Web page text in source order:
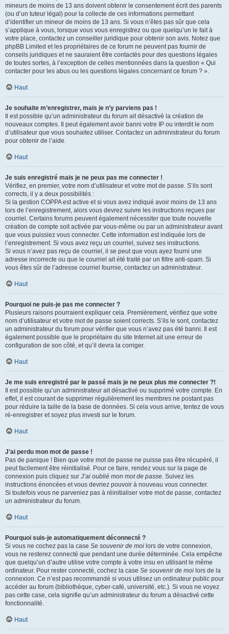
mineurs de moins de 13 ans doivent obtenir le consentement écrit des parents
(ou d’un tuteur légal) pour la collecte de ces informations permettant
d’identifier un mineur de moins de 13 ans. Si vous n’êtes pas sûr que cela
s’applique à vous, lorsque vous vous enregistrez ou que quelqu’un le fait à
votre place, contactez un conseiller juridique pour obtenir son avis. Notez que
phpBB Limited et les propriétaires de ce forum ne peuvent pas fournir de
conseils juridiques et ne sauraient être contactés pour des questions légales
de toutes sortes, à l’exception de celles mentionnées dans la question « Qui
contacter pour les abus ou les questions légales concernant ce forum ? ».
Haut
Je souhaite m’enregistrer, mais je n’y parviens pas !
Il est possible qu’un administrateur du forum ait désactivé la création de
nouveaux comptes. Il peut également avoir banni votre IP ou interdit le nom
d’utilisateur que vous souhaitez utiliser. Contactez un administrateur du forum
pour obtenir de l’aide.
Haut
Je suis enregistré mais je ne peux pas me connecter !
Vérifiez, en premier, votre nom d’utilisateur et votre mot de passe. S’ils sont
corrects, il y a deux possibilités :
Si la gestion COPPA est active et si vous avez indiqué avoir moins de 13 ans
lors de l’enregistrement, alors vous devrez suivre les instructions reçues par
courriel. Certains forums peuvent également nécessiter que toute nouvelle
création de compte soit activée par vous-même ou par un administrateur avant
que vous puissiez vous connecter. Cette information est indiquée lors de
l’enregistrement. Si vous avez reçu un courriel, suivez ses instructions.
Si vous n’avez pas reçu de courriel, il se peut que vous ayez fourni une
adresse incorrecte ou que le courriel ait été traité par un filtre anti-spam. Si
vous êtes sûr de l’adresse courriel fournie, contactez un administrateur.
Haut
Pourquoi ne puis-je pas me connecter ?
Plusieurs raisons pourraient expliquer cela. Premièrement, vérifiez que votre
nom d’utilisateur et votre mot de passe soient corrects. S’ils le sont, contactez
un administrateur du forum pour vérifier que vous n’avez pas été banni. Il est
également possible que le propriétaire du site Internet ait une erreur de
configuration de son côté, et qu’il devra la corriger.
Haut
Je me suis enregistré par le passé mais je ne peux plus me connecter ?!
Il est possible qu’un administrateur ait désactivé ou supprimé votre compte. En
effet, il est courant de supprimer régulièrement les membres ne postant pas
pour réduire la taille de la base de données. Si cela vous arrive, tentez de vous
ré-enregistrer et soyez plus investi sur le forum.
Haut
J’ai perdu mon mot de passe !
Pas de panique ! Bien que votre mot de passe ne puisse pas être récupéré, il
peut facilement être réinitialisé. Pour ce faire, rendez vous sur la page de
connexion puis cliquez sur J’ai oublié mon mot de passe. Suivez les
instructions énoncées et vous devriez pouvoir à nouveau vous connecter.
Si toutefois vous ne parveniez pas à réinitialiser votre mot de passe, contactez
un administrateur du forum.
Haut
Pourquoi suis-je automatiquement déconnecté ?
Si vous ne cochez pas la case Se souvenir de moi lors de votre connexion,
vous ne resterez connecté que pendant une durée déterminée. Cela empêche
que quelqu’un d’autre utilise votre compte à votre insu en utilisant le même
ordinateur. Pour rester connecté, cochez la case Se souvenir de moi lors de la
connexion. Ce n’est pas recommandé si vous utilisez un ordinateur public pour
accéder au forum (bibliothèque, cyber-café, université, etc.). Si vous ne voyez
pas cette case, cela signifie qu’un administrateur du forum a désactivé cette
fonctionnalité.
Haut